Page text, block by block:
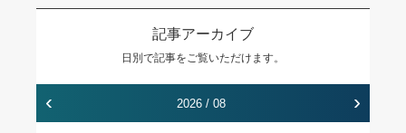
記事アーカイブ
日別で記事をご覧いただけます。
‹ 2026 / 08 ›